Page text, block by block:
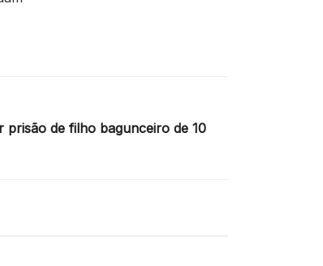
prisão de filho bagunceiro de 10